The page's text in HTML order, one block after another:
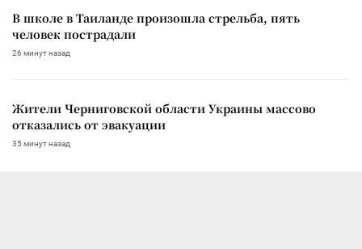
В школе в Таиланде произошла стрельба, пять
человек пострадали
26 минут назад
Жители Черниговской области Украины массово
отказались от эвакуации
35 минут назад